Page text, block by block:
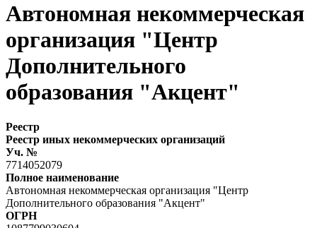
Автономная некоммерческая
организация "Центр
Дополнительного
образования "Акцент"
Реестр
Реестр иных некоммерческих организаций
Уч. №
7714052079
Полное наименование
Автономная некоммерческая организация "Центр
Дополнительного образования "Акцент"
ОГРН